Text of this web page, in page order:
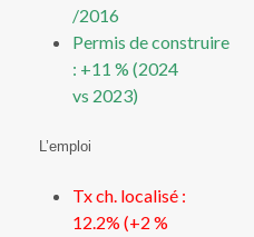
/2016
Permis de construire
: +11 % (2024
vs 2023)
L’emploi
Tx ch. localisé :
12.2% (+2 %